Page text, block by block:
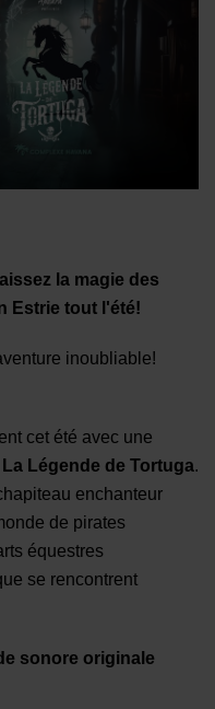
la magie des
Estrie tout l'été!
inoubliable!
cet été avec une
La Légende de Tortuga.
enchanteur
de pirates
équestres
se rencontrent
sonore originale